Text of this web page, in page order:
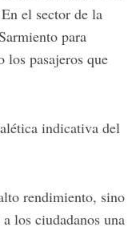
el sector de la
para
los pasajeros que
indicativa del
rendimiento, sino
los ciudadanos una